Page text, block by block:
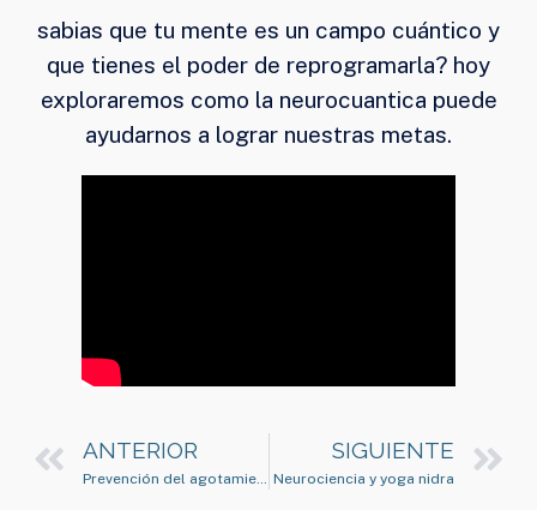
sabias que tu mente es un campo cuántico y
que tienes el poder de reprogramarla? hoy
exploraremos como la neurocuantica puede
ayudarnos a lograr nuestras metas.
ANTERIOR SIGUIENTE
Neurociencia y yoga nidra